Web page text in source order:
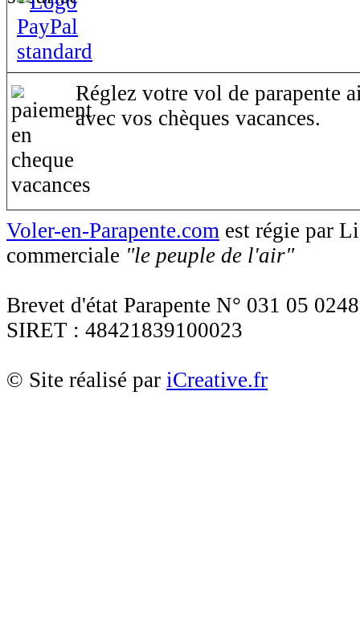
Réglez votre vol de parapente
avec vos chèques vacances.
Voler-en-Parapente.com est régie par
commerciale "le peuple de l'air"
Brevet d'état Parapente N° 031 05 0248
SIRET : 48421839100023
© Site réalisé par iCreative.fr